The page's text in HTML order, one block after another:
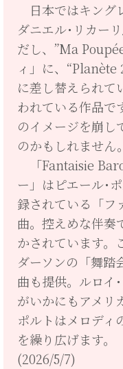
日本ではキング
ダニエル･リカー
だし、”Ma
ィ」に、“Planète
に差し替えられて
われている作品で
のイメージを崩し
のかもしれません。
「Fantaisie
ー」はピエール･
録されている「フ
曲。控えめな伴奏
かされています。
ダーソンの「舞踏
曲も提供。ルロイ
がいかにもアメリ
ポルトはメロディ
を繰り広げます。
(2026/5/7)